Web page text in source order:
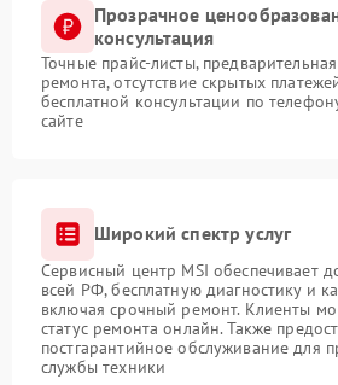
Прозрачное
консультация
Точные прайс-листы,
ремонта, отсутствие скрытых
бесплатной консультации по
сайте
Широкий спектр услуг
Сервисный центр MSI обеспечивает
всей РФ, бесплатную диагностику и
включая срочный ремонт. Клиенты
статус ремонта онлайн. Также
постгарантийное обслуживание для
службы техники